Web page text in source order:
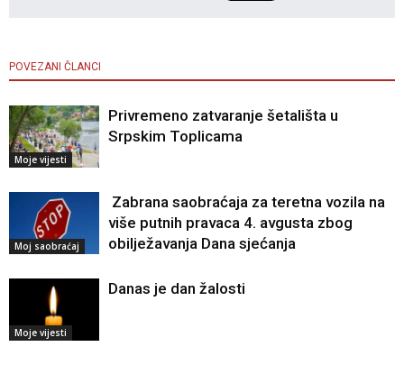
POVEZANI ČLANCI
Moje vijesti
Privremeno zatvaranje šetališta u
Srpskim Toplicama
Moj saobraćaj
Zabrana saobraćaja za teretna vozila na
više putnih pravaca 4. avgusta zbog
obilježavanja Dana sjećanja
Moje vijesti
Danas je dan žalosti